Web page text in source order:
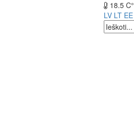
18.5 C°
LV LT EE